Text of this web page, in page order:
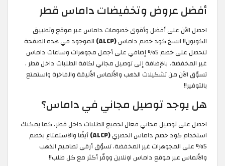
أفضل عروض وتخفيضات داماس قطر
احصل الآن على أفضل وأقوى خصومات داماس عبر موقع وتطبيق
الكوبون!! انسخ كود خصم داماس(ALCP)
الموجود في هذه الصفحة
لتحصل على خصم 5% إضافي على أجمل مجوهرات وساعات داماس
غير المخفضة، بالإضافة إلى توصيل مجاني لكافة الطلبات داخل قطر .
تسوّق الآن من تشكيلات الذهب والألماس الأنيقة والفاخرة واستمتع
بالتوفير!!
هل يوجد توصيل مجاني في داماس؟
احصل على توصيل مجاني فعال لجميع الطلبات داخل قطر، كما يمكنك
استخدام كود خصم داماس الحصري(ALCP)
أيضًا والاستمتاع بخصم
5% على المجوهرات غير المخفضة. تسوّق أرقى تصاميم الذهب
والألماس عبر موقع داماس اونلاين ووفّر أكثر مع كل طلب!!